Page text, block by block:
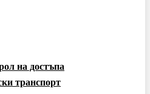
на достъпа
транспорт